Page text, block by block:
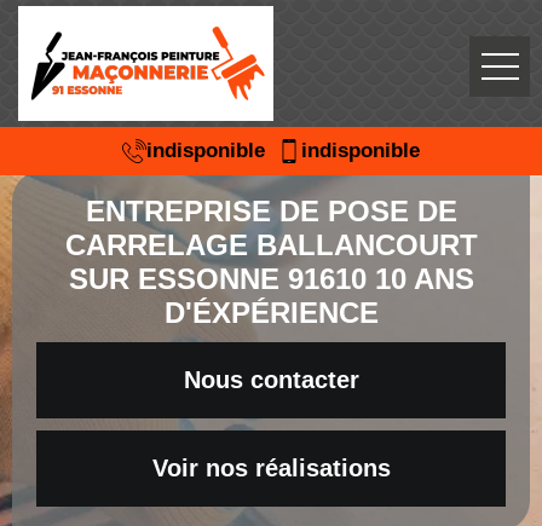
indisponible indisponible
ENTREPRISE DE POSE DE
CARRELAGE BALLANCOURT
SUR ESSONNE 91610 10 ANS
D'ÉXPÉRIENCE
Nous contacter
Voir nos réalisations